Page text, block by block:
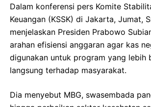
Dalam konferensi pers Komite
Keuangan (KSSK) di Jakarta, Jumat,
menjelaskan Presiden Prabowo
arahan efisiensi anggaran agar kas
digunakan untuk program yang lebih
langsung terhadap masyarakat.
Dia menyebut MBG, swasembada